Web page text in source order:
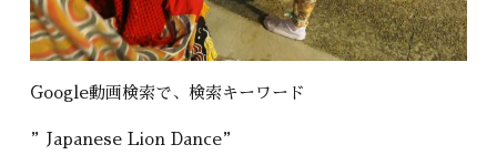
Google動画検索で、検索キーワード
”Japanese Lion Dance”